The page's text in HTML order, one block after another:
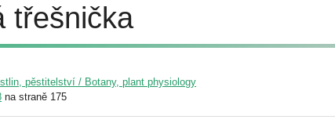
třešnička
pěstitelství / Botany, plant physiology
na straně 175